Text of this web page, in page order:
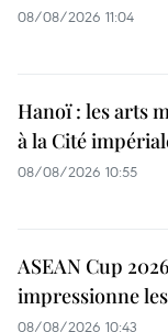
08/08/2026 11:04
Hanoï : les arts
à la Cité
08/08/2026 10:55
ASEAN Cup
impressionne
08/08/2026 10:43